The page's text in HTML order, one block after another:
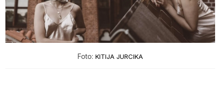
Foto: KITIJA JURCIKA